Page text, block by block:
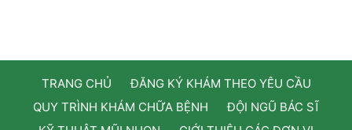
TRANG CHỦ
ĐĂNG KÝ KHÁM THEO YÊU CẦU
QUY TRÌNH KHÁM CHỮA BỆNH
ĐỘI NGŨ BÁC SĨ